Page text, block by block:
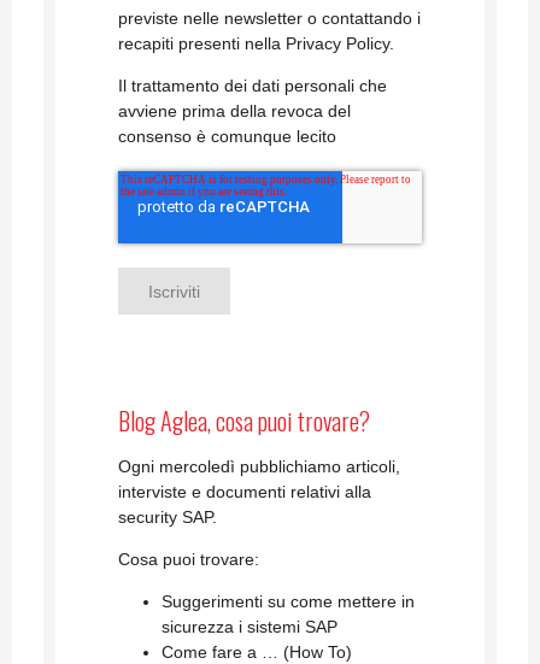
previste nelle newsletter o contattando i
recapiti presenti nella Privacy Policy.
Il trattamento dei dati personali che
avviene prima della revoca del
consenso è comunque lecito
Blog Aglea, cosa puoi trovare?
Ogni mercoledì pubblichiamo articoli,
interviste e documenti relativi alla
security SAP.
Cosa puoi trovare:
Suggerimenti su come mettere in
sicurezza i sistemi SAP
Come fare a … (How To)